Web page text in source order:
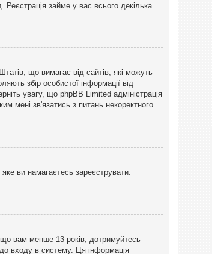
Реєстрація займе у вас всього декілька
що вимагає від сайтів, які можуть
збір особистої інформації від
увагу, що phpBB Limited адміністрація
мені зв'язатись з питань некоректного
ви намагаєтесь зареєструвати.
що вам менше 13 років, дотримуйтесь
до входу в систему. Ця інформація